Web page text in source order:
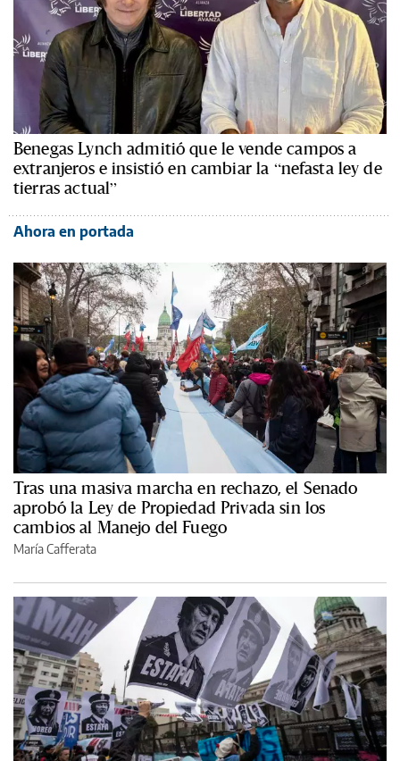
Benegas Lynch admitió que le vende campos a
extranjeros e insistió en cambiar la “nefasta ley de
tierras actual”
Ahora en portada
Tras una masiva marcha en rechazo, el Senado
aprobó la Ley de Propiedad Privada sin los
cambios al Manejo del Fuego
María Cafferata